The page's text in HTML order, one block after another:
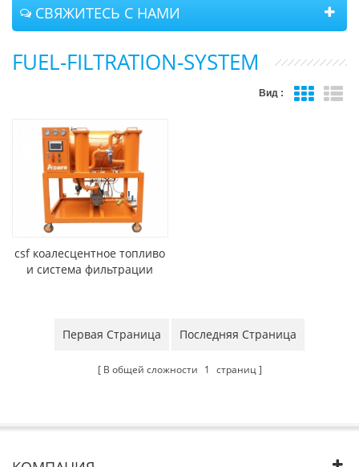
СВЯЖИТЕСЬ С НАМИ
FUEL-FILTRATION-SYSTEM
Вид :
csf коалесцентное топливо
и система фильтрации
Первая Страница Последняя Страница
В общей сложности 1 страниц